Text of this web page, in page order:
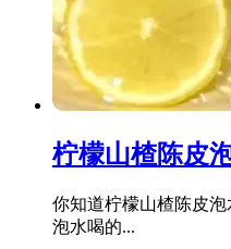
柠檬山楂陈皮
你知道柠檬山楂陈皮
泡水喝的...